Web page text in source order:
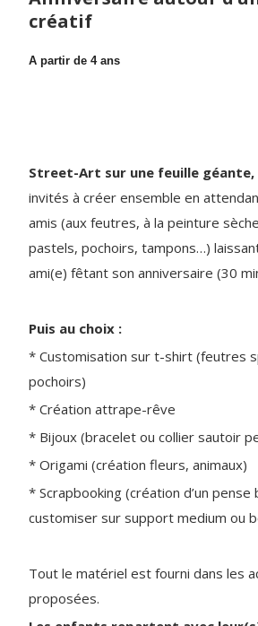
créatif
A partir de 4 ans
Street-Art sur une feuille géante,
invités à créer ensemble en
amis (aux feutres, à la peinture
pastels, pochoirs, tampons…)
ami(e) fêtant son anniversaire (30
Puis au choix :
* Customisation sur t-shirt (feutres
pochoirs)
* Création attrape-rêve
* Bijoux (bracelet ou collier sautoir
* Origami (création fleurs, animaux)
* Scrapbooking (création d’un
customiser sur support medium ou
Tout le matériel est fourni dans les
proposées.